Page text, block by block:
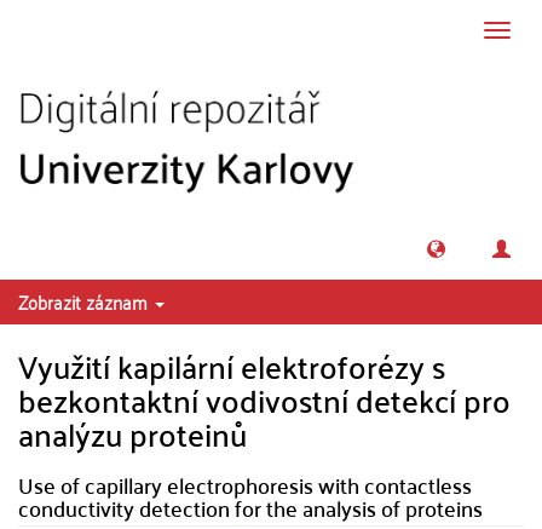
Zobrazit záznam
Využití kapilární elektroforézy s
bezkontaktní vodivostní detekcí pro
analýzu proteinů
Use of capillary electrophoresis with contactless
conductivity detection for the analysis of proteins